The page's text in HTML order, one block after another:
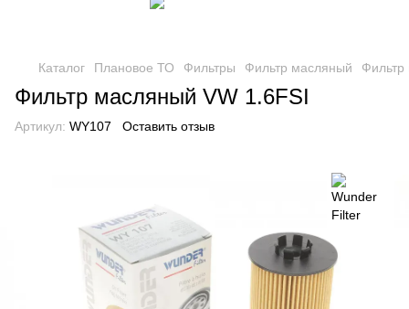
Каталог Плановое ТО Фильтры Фильтр масляный
Фильтр масляный VW 1.6FSI
Артикул: WY107 Оставить отзыв